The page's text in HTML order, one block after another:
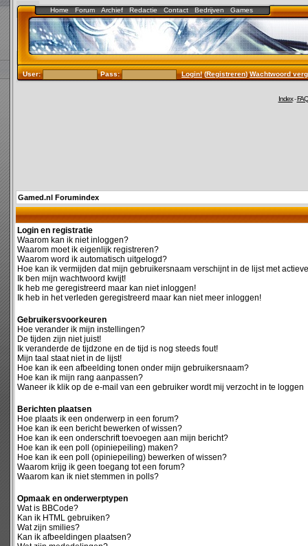
Home Forum Archief Redactie Contact Bedrijven Games
User: Pass: Login!(Registreren)Wachtwoord
Index-FAQ
Gamed.nl Forumindex
Login en registratie
Waarom kan ik niet inloggen?
Waarom moet ik eigenlijk registreren?
Waarom word ik automatisch uitgelogd?
Hoe kan ik vermijden dat mijn gebruikersnaam verschijnt in de lijst met
Ik ben mijn wachtwoord kwijt!
Ik heb me geregistreerd maar kan niet inloggen!
Ik heb in het verleden geregistreerd maar kan niet meer inloggen!
Gebruikersvoorkeuren
Hoe verander ik mijn instellingen?
De tijden zijn niet juist!
Ik veranderde de tijdzone en de tijd is nog steeds fout!
Mijn taal staat niet in de lijst!
Hoe kan ik een afbeelding tonen onder mijn gebruikersnaam?
Hoe kan ik mijn rang aanpassen?
Waneer ik klik op de e-mail van een gebruiker wordt mij verzocht in te loggen
Berichten plaatsen
Hoe plaats ik een onderwerp in een forum?
Hoe kan ik een bericht bewerken of wissen?
Hoe kan ik een onderschrift toevoegen aan mijn bericht?
Hoe kan ik een poll (opiniepeiling) maken?
Hoe kan ik een poll (opiniepeiling) bewerken of wissen?
Waarom krijg ik geen toegang tot een forum?
Waarom kan ik niet stemmen in polls?
Opmaak en onderwerptypen
Wat is BBCode?
Kan ik HTML gebruiken?
Wat zijn smilies?
Kan ik afbeeldingen plaatsen?